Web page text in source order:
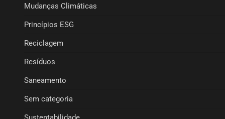
Mudanças Climáticas
Princípios ESG
Reciclagem
Resíduos
Saneamento
Sem categoria